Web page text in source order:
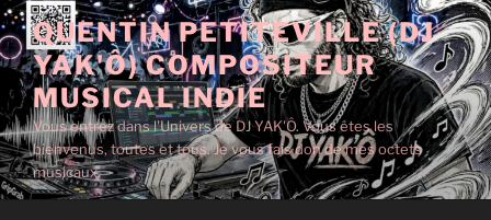
Aller
au
contenu
principal
QUENTIN PETITEVILLE (DJ
YAK'Ô) COMPOSITEUR
MUSICAL INDIE
Vous entrez dans l'Univers de DJ YAK'Ô. Vous êtes les
bienvenus, toutes et tous. Je vous fais don de mes octets
musicaux.